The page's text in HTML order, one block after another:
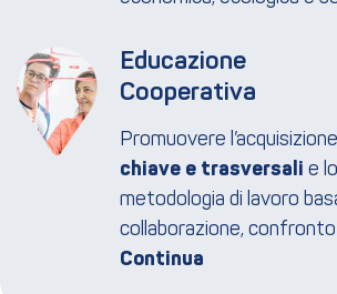
Educazione
Cooperativa
Promuovere
chiave e trasversali e
metodologia di lavoro
collaborazione,